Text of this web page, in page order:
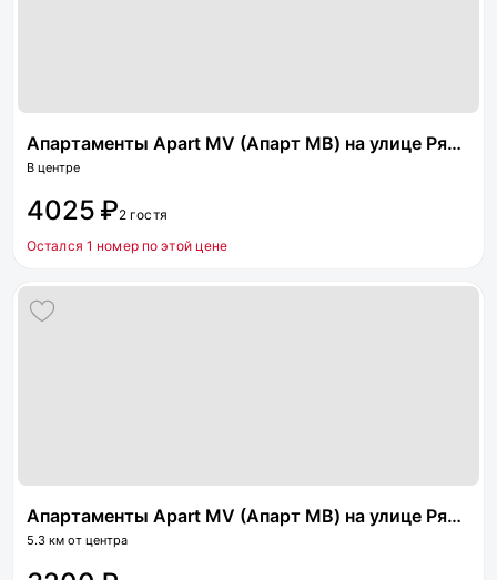
Апартаменты Apart MV (Апарт МВ) на улице Рядового Панченко
В центре
4025 ₽2 гостя
Остался 1 номер по этой цене
Апартаменты Apart MV (Апарт МВ) на улице Рядового Панченко 22
5.3 км от центра